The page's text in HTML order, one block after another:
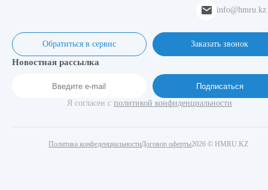
info@hmru.kz
Обратиться в сервис Заказать звонок
Новостная рассылка
Подписаться
Я согласен с политикой конфиденциальности
Политика конфеденциальности 2026 © HMRU.KZ
Договор оферты